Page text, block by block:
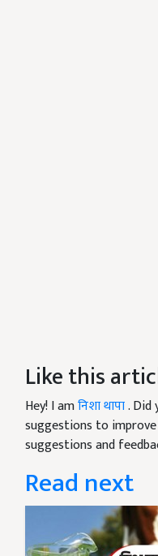
Like this
Hey! I amनिशा थापा. Did
suggestions to
suggestions and
Read next